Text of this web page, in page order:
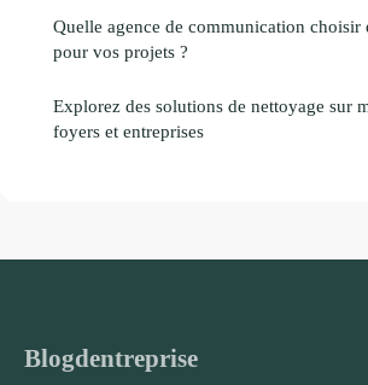
Quelle agence de communication choisir
pour vos projets ?
Explorez des solutions de nettoyage sur
foyers et entreprises
Blogdentreprise